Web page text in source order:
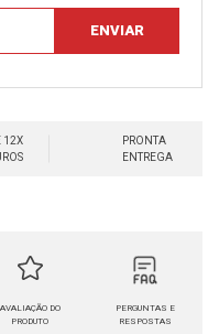
12X
PRONTA
ENTREGA
AVALIAÇÃO DO
PRODUTO
PERGUNTAS E
RESPOSTAS